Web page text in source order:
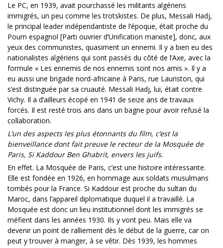
Le PC, en 1939, avait pourchassé les militants algériens
immigrés, un peu comme les trotskistes. De plus, Messali Hadj,
le principal leader indépendantiste de l’époque, était proche du
Poum espagnol [Parti ouvrier d’Unification marxiste], donc, aux
yeux des communistes, quasiment un ennemi. Il y a bien eu des
nationalistes algériens qui sont passés du côté de l’Axe, avec la
formule « Les ennemis de nos ennemis sont nos amis ». Il y a
eu aussi une brigade nord-africaine à Paris, rue Lauriston, qui
s’est distinguée par sa cruauté. Messali Hadj, lui, était contre
Vichy. Il a d’ailleurs écopé en 1941 de seize ans de travaux
forcés. Il est resté trois ans dans un bagne pour avoir refusé la
collaboration.
L’un des aspects les plus étonnants du film, c’est la
bienveillance dont fait preuve le recteur de la Mosquée de
Paris, Si Kaddour Ben Ghabrit, envers les juifs.
En effet. La Mosquée de Paris, c’est une histoire intéressante.
Elle est fondée en 1926, en hommage aux soldats musulmans
tombés pour la France. Si Kaddour est proche du sultan du
Maroc, dans l’appareil diplomatique duquel il a travaillé. La
Mosquée est donc un lieu institutionnel dont les immigrés se
méfient dans les années 1930. Ils y vont peu. Mais elle va
devenir un point de ralliement dès le début de la guerre, car on
peut y trouver à manger, à se vêtir. Dès 1939, les hommes